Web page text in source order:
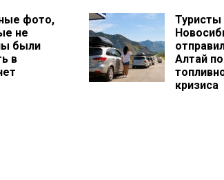
фото,
не
были
в
Туристы
Алтай
кризиса